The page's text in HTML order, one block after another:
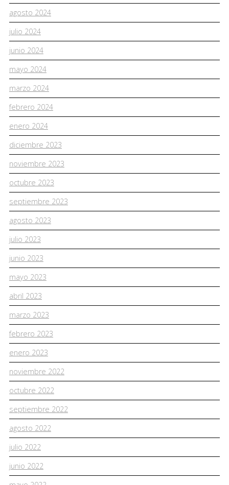
agosto 2024
julio 2024
junio 2024
mayo 2024
marzo 2024
febrero 2024
enero 2024
diciembre 2023
noviembre 2023
octubre 2023
septiembre 2023
agosto 2023
julio 2023
junio 2023
mayo 2023
abril 2023
marzo 2023
febrero 2023
enero 2023
noviembre 2022
octubre 2022
septiembre 2022
agosto 2022
julio 2022
junio 2022